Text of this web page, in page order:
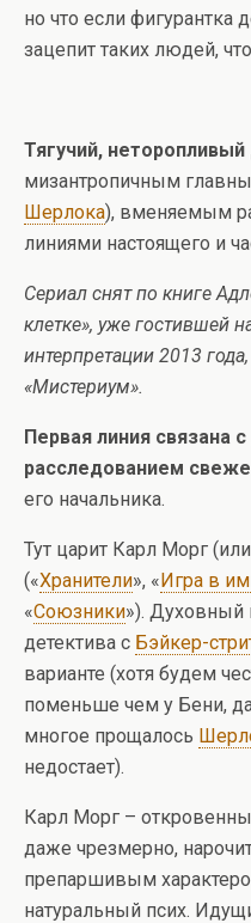
но что если фигурантка
зацепит таких людей,
Тягучий,
мизантропичным
Шерлока), вменяемым
линиями настоящего и
Сериал снят по книге
клетке», уже гостившей
интерпретации 2013
«Мистериум».
Первая линия связана
расследованием
его начальника.
Тут царит Карл Морг
(«Хранители», «Игра в
«Союзники»). Духовный
детектива с Бэйкер-
варианте (хотя будем
поменьше чем у Бени,
многое прощалось
недостает).
Карл Морг –
даже чрезмерно,
препаршивым
натуральный псих.